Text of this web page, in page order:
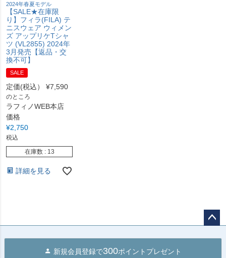
2024年春夏モデル
【SALE★在庫限
り】フィラ(FILA) テ
ニスウェア ウィメン
ズ アップリケTシャ
ツ (VL2855) 2024年
3月発売【返品・交
換不可】
SALE
定価(税込） ¥7,590
のところ
ラフィノWEB本店
価格
¥2,750
税込
在庫数
13
詳細を見る
新規会員登録で300ポイントプレゼント